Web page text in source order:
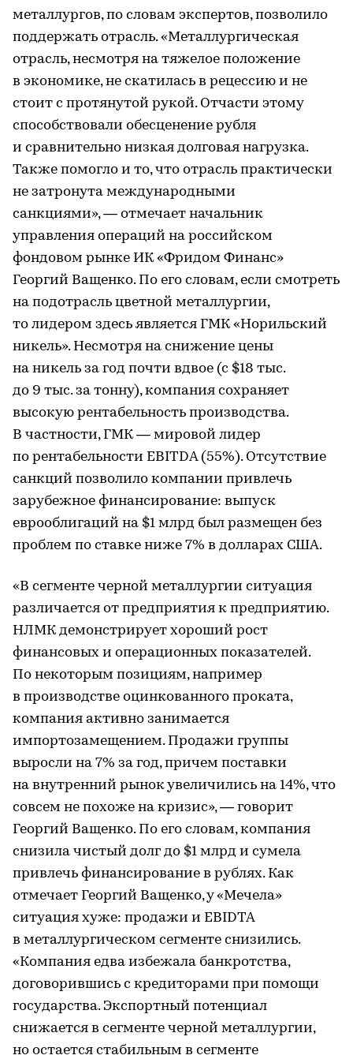
металлургов, по словам экспертов, позволило
поддержать отрасль. «Металлургическая
отрасль, несмотря на тяжелое положение
в экономике, не скатилась в рецессию и не
стоит с протянутой рукой. Отчасти этому
способствовали обесценение рубля
и сравнительно низкая долговая нагрузка.
Также помогло и то, что отрасль практически
не затронута международными
санкциями», — отмечает начальник
управления операций на российском
фондовом рынке ИК «Фридом Финанс»
Георгий Ващенко. По его словам, если смотреть
на подотрасль цветной металлургии,
то лидером здесь является ГМК «Норильский
никель». Несмотря на снижение цены
на никель за год почти вдвое (с $18 тыс.
до 9 тыс. за тонну), компания сохраняет
высокую рентабельность производства.
В частности, ГМК — мировой лидер
по рентабельности EBITDA (55%). Отсутствие
санкций позволило компании привлечь
зарубежное финансирование: выпуск
еврооблигаций на $1 млрд был размещен без
проблем по ставке ниже 7% в долларах США.
«В сегменте черной металлургии ситуация
различается от предприятия к предприятию.
НЛМК демонстрирует хороший рост
финансовых и операционных показателей.
По некоторым позициям, например
в производстве оцинкованного проката,
компания активно занимается
импортозамещением. Продажи группы
выросли на 7% за год, причем поставки
на внутренний рынок увеличились на 14%, что
совсем не похоже на кризис», — говорит
Георгий Ващенко. По его словам, компания
снизила чистый долг до $1 млрд и сумела
привлечь финансирование в рублях. Как
отмечает Георгий Ващенко, у «Мечела»
ситуация хуже: продажи и EBIDTA
в металлургическом сегменте снизились.
«Компания едва избежала банкротства,
договорившись с кредиторами при помощи
государства. Экспортный потенциал
снижается в сегменте черной металлургии,
но остается стабильным в сегменте